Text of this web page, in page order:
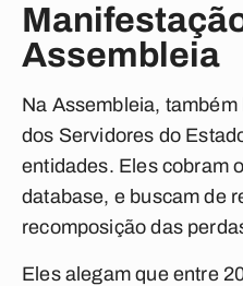
Assembleia
Na Assembleia,
dos Servidores do
entidades. Eles cobram
database, e buscam de
recomposição das
Eles alegam que entre